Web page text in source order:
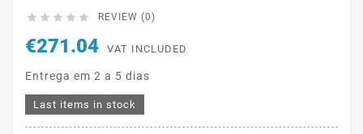
     REVIEW (0)
€271.04 VAT INCLUDED
Entrega em 2 a 5 dias
Last items in stock